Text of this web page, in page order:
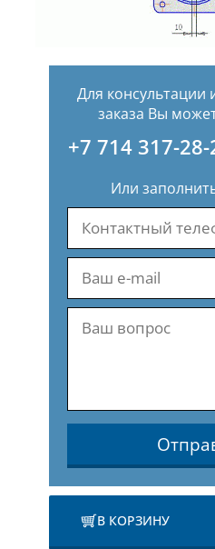
Для
заказа Вы
+7 714 317-28-
Или
В КОРЗИНУ